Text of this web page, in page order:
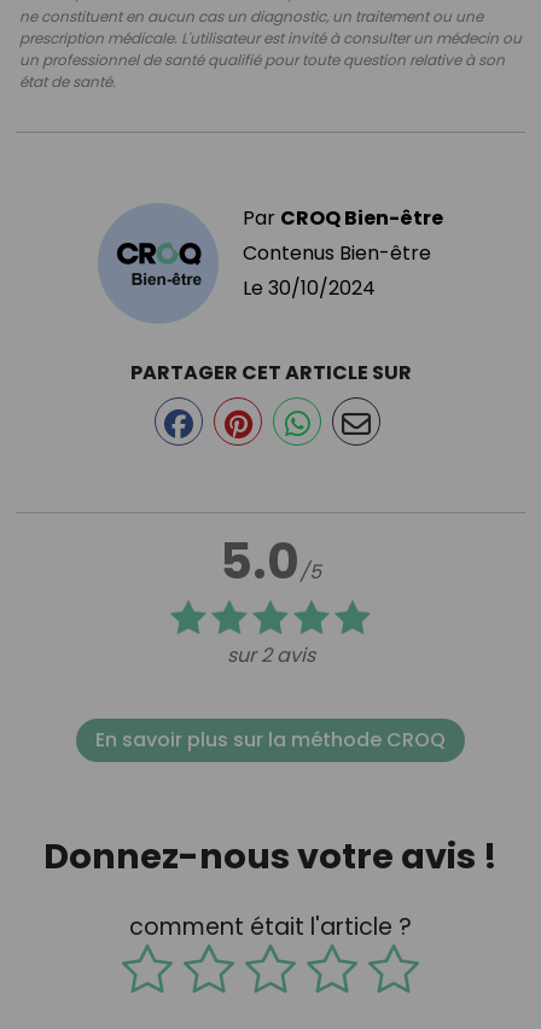
ne constituent en aucun cas un diagnostic, un traitement ou une
prescription médicale. L'utilisateur est invité à consulter un médecin ou
un professionnel de santé qualifié pour toute question relative à son
état de santé.
Par CROQ Bien-être
Contenus Bien-être
Le 30/10/2024
5.0/5
sur 2 avis
PARTAGER CET ARTICLE SUR
En savoir plus sur la méthode CROQ
Donnez-nous votre avis !
comment était l'article ?